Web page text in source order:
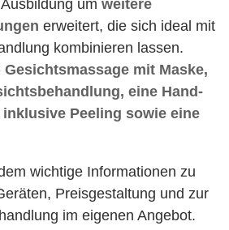
um weitere
erweitert, die sich ideal mit
kombinieren lassen.
Gesichtsmassage mit Maske,
eine Hand-
Peeling sowie eine
wichtige Informationen zu
Preisgestaltung und zur
im eigenen Angebot.